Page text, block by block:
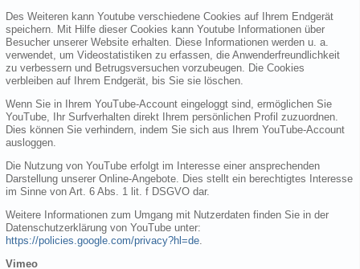
Des Weiteren kann Youtube verschiedene Cookies auf Ihrem Endgerät
speichern. Mit Hilfe dieser Cookies kann Youtube Informationen über
Besucher unserer Website erhalten. Diese Informationen werden u. a.
verwendet, um Videostatistiken zu erfassen, die Anwenderfreundlichkeit
zu verbessern und Betrugsversuchen vorzubeugen. Die Cookies
verbleiben auf Ihrem Endgerät, bis Sie sie löschen.
Wenn Sie in Ihrem YouTube-Account eingeloggt sind, ermöglichen Sie
YouTube, Ihr Surfverhalten direkt Ihrem persönlichen Profil zuzuordnen.
Dies können Sie verhindern, indem Sie sich aus Ihrem YouTube-Account
ausloggen.
Die Nutzung von YouTube erfolgt im Interesse einer ansprechenden
Darstellung unserer Online-Angebote. Dies stellt ein berechtigtes Interesse
im Sinne von Art. 6 Abs. 1 lit. f DSGVO dar.
Weitere Informationen zum Umgang mit Nutzerdaten finden Sie in der
Datenschutzerklärung von YouTube unter:
https://policies.google.com/privacy?hl=de
Vimeo